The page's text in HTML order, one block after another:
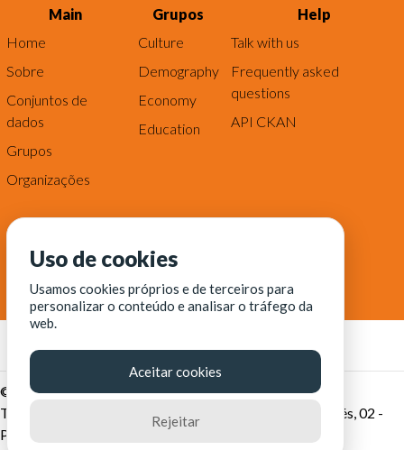
Main
Home
Sobre
Conjuntos de
dados
Grupos
Organizações
Grupos
Culture
Demography
Economy
Education
Help
Talk with us
Frequently asked
questions
API CKAN
© Fortaleza Digital || CITINOVA - Fundação de Ciência,
Tecnologia e Inovação de Fortaleza - Rua dos Tremembés, 02 -
Praia de Iracema - Fortaleza-CE
Uso de cookies
Usamos cookies próprios e de terceiros para
personalizar o conteúdo e analisar o tráfego da
web.
Aceitar cookies
Rejeitar